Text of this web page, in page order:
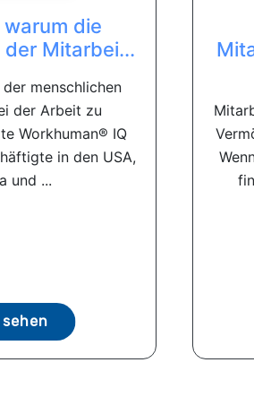
die
Mitarbei...
menschlichen
der Arbeit zu
Workhuman® IQ
in den USA,
und ...
sehen